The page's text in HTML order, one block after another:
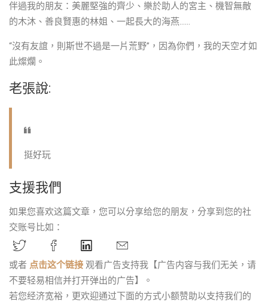
伴過我的朋友：美麗堅強的齊少、樂於助人的宮主、機智無敵
的木沐、善良賢惠的林姐、一起長大的海燕……
“沒有友誼，則斯世不過是一片荒野”，因為你們，我的天空才如
此燦爛。
老張說:
挺好玩
支援我們
如果您喜欢这篇文章，您可以分享给您的朋友，分享到您的社
交账号比如：
或者 点击这个链接 观看广告支持我【广告内容与我们无关，请
不要轻易相信并打开弹出的广告】。
若您经济宽裕，更欢迎通过下面的方式小额赞助以支持我们的